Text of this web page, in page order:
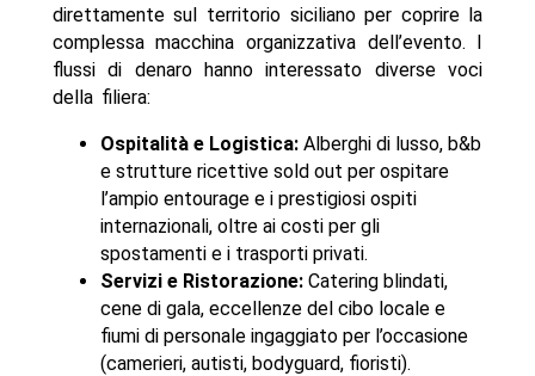
direttamente sul territorio siciliano per coprire la
complessa macchina organizzativa dell’evento. I
flussi di denaro hanno interessato diverse voci
della filiera:
Ospitalità e Logistica:Alberghi di lusso, b&b
e strutture ricettive sold out per ospitare
l’ampio entourage e i prestigiosi ospiti
internazionali, oltre ai costi per gli
spostamenti e i trasporti privati.
Servizi e Ristorazione:Catering blindati,
cene di gala, eccellenze del cibo locale e
fiumi di personale ingaggiato per l’occasione
(camerieri, autisti, bodyguard, fioristi).